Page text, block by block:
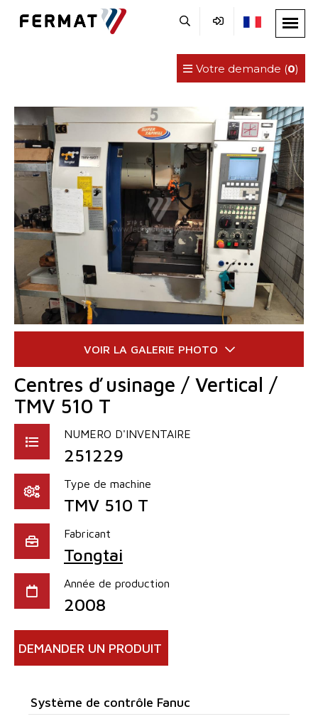
Votre demande (0)
Centres ď usinage / Vertical /
TMV 510 T
NUMERO D'INVENTAIRE
251229
Type de machine
TMV 510 T
Fabricant
Tongtai
Année de production
2008
DEMANDER UN PRODUIT
Système de contrôle Fanuc